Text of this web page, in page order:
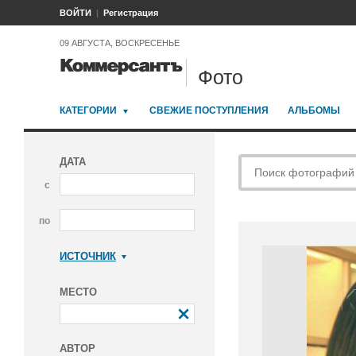
ВОЙТИ Регистрация
09 АВГУСТА, ВОСКРЕСЕНЬЕ
Фото
КАТЕГОРИИ СВЕЖИЕ ПОСТУПЛЕНИЯ АЛЬБОМЫ
ДАТА
с
по
ИСТОЧНИК
МЕСТО
АВТОР